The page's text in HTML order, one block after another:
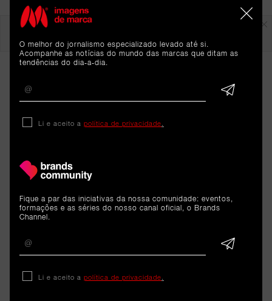
ARTIGOS
RELACIONADOS
Cargo
Liliana Azevedo é a nova Head
O melhor do jornalismo especializado levado até si.
Acompanhe as notícias do mundo das marcas que ditam as
tendências do dia-a-dia.
Li e aceito a política de privacidade
Fique a par das iniciativas da nossa comunidade: eventos,
formações e as séries do nosso canal oficial, o Brands
Channel.
Li e aceito a política de privacidade